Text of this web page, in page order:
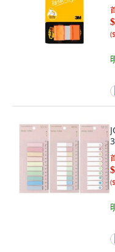
(
(